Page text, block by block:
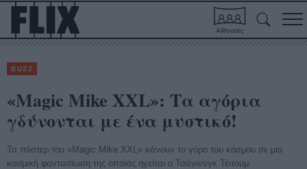
Αίθουσες
BUZZ
«Magic Mike XXL»: Τα αγόρια
γδύνονται με ένα μυστικό!
Τα πόστερ του «Magic Mike XXL» κάνουν το γύρο του κόσμου σε μια
κοσμική φαντασίωση της οποίας ηγείται ο Τσάνιννγκ Τέιτουμ.